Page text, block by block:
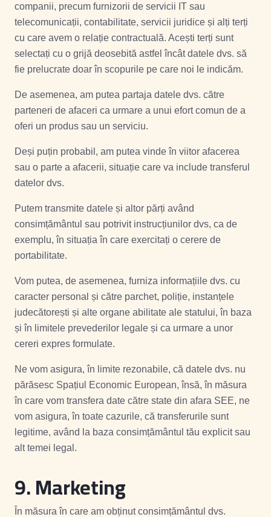
companii, precum furnizorii de servicii IT sau
telecomunicații, contabilitate, servicii juridice și alți terți
cu care avem o relație contractuală. Acești terți sunt
selectați cu o grijă deosebită astfel încât datele dvs. să
fie prelucrate doar în scopurile pe care noi le indicăm.
De asemenea, am putea partaja datele dvs. către
parteneri de afaceri ca urmare a unui efort comun de a
oferi un produs sau un serviciu.
Deși puțin probabil, am putea vinde în viitor afacerea
sau o parte a afacerii, situație care va include transferul
datelor dvs.
Putem transmite datele și altor părți având
consimțământul sau potrivit instrucțiunilor dvs, ca de
exemplu, în situația în care exercitați o cerere de
portabilitate.
Vom putea, de asemenea, furniza informațiile dvs. cu
caracter personal și către parchet, poliție, instanțele
judecătorești și alte organe abilitate ale statului, în baza
și în limitele prevederilor legale și ca urmare a unor
cereri expres formulate.
Ne vom asigura, în limite rezonabile, că datele dvs. nu
părăsesc Spațiul Economic European, însă, în măsura
în care vom transfera date către state din afara SEE, ne
vom asigura, în toate cazurile, că transferurile sunt
legitime, având la baza consimțământul tău explicit sau
alt temei legal.
9. Marketing
În măsura în care am obținut consimțământul dvs.